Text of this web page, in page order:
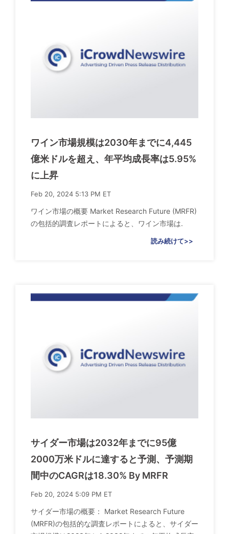
ワイン市場規模は2030年までに4,445
億米ドルを超え、年平均成長率は5.95%
に上昇
Feb 20, 2024 5:13 PM ET
ワイン市場の概要 Market Research Future (MRFR)
の包括的調査レポートによると、ワイン市場は.
読み続けて>>
サイダー市場は2032年までに95億
2000万米ドルに達すると予測、予測期
間中のCAGRは18.30% By MRFR
Feb 20, 2024 5:09 PM ET
サイダー市場の概要： Market Research Future
(MRFR)の包括的な調査レポートによると、サイダー